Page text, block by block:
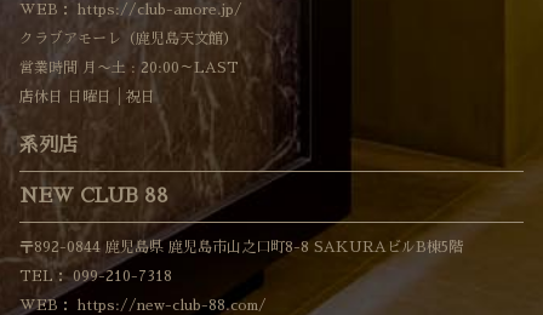
WEB：
https://club-amore.jp/
クラブアモーレ（鹿児島天文館）
営業時間 月〜土 : 20:00～LAST
店休日 日曜日│祝日
系列店
NEW CLUB 88
〒892-0844 鹿児島県 鹿児島市山之口町8-8 SAKURAビルB棟5階
TEL： 099-210-7318
WEB：
https://new-club-88.com/